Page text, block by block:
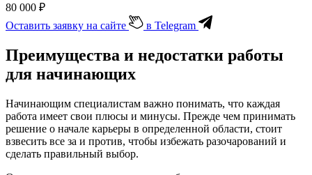
80 000 ₽
Оставить заявку на сайте
в Telegram
Преимущества и недостатки работы
для начинающих
Начинающим специалистам важно понимать, что каждая
работа имеет свои плюсы и минусы. Прежде чем принимать
решение о начале карьеры в определенной области, стоит
взвесить все за и против, чтобы избежать разочарований и
сделать правильный выбор.